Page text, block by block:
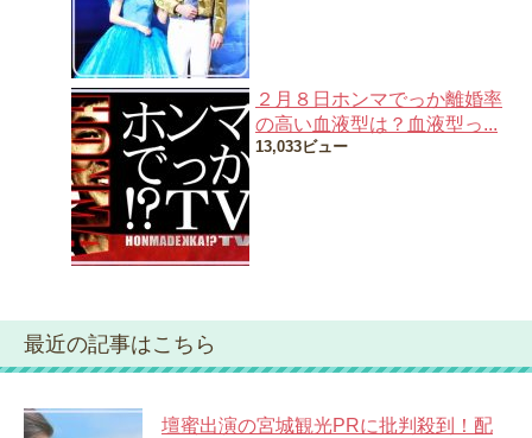
２月８日ホンマでっか離婚率
の高い血液型は？血液型っ...
13,033ビュー
最近の記事はこちら
壇蜜出演の宮城観光PRに批判殺到！配